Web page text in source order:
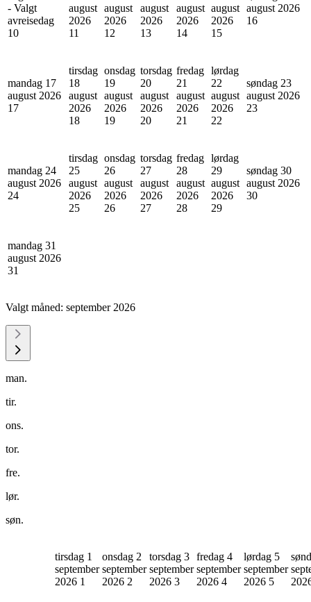
- Valgt
avreisedag
10
august
2026
11
august
2026
12
august
2026
13
august
2026
14
august
2026
15
august 2026
16
mandag 17
august 2026
17
tirsdag
18
august
2026
18
onsdag
19
august
2026
19
torsdag
20
august
2026
20
fredag
21
august
2026
21
lørdag
22
august
2026
22
søndag 23
august 2026
23
mandag 24
august 2026
24
tirsdag
25
august
2026
25
onsdag
26
august
2026
26
torsdag
27
august
2026
27
fredag
28
august
2026
28
lørdag
29
august
2026
29
søndag 30
august 2026
30
mandag 31
august 2026
31
Valgt måned: september 2026
man.
tir.
ons.
tor.
fre.
lør.
søn.
tirsdag 1
september
2026 1
onsdag 2
september
2026 2
torsdag 3
september
2026 3
fredag 4
september
2026 4
lørdag 5
september
2026 5